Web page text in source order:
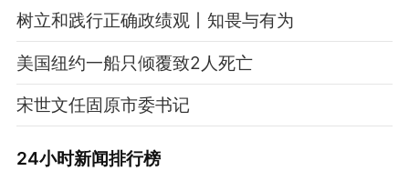
树立和践行正确政绩观丨知畏与有为
美国纽约一船只倾覆致2人死亡
宋世文任固原市委书记
24小时新闻排行榜